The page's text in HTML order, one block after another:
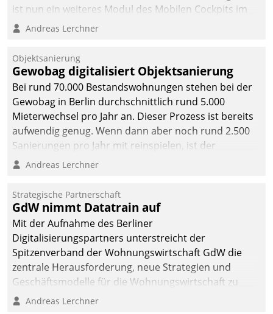
ist nun ein weiteres Modul des Mobilen Cockpits im
Einsatz.
Andreas Lerchner
Objektsanierung
Gewobag digitalisiert Objektsanierung
Bei rund 70.000 Bestandswohnungen stehen bei der
Gewobag in Berlin durchschnittlich rund 5.000
Mieterwechsel pro Jahr an. Dieser Prozess ist bereits
aufwendig genug. Wenn dann aber noch rund 2.500
Sanierungen pro Jahr mit reinspielen, ist der
Betreuungs- und Organisationsaufwand immens. Im
kommunale Wohnungsbauunternehmen daher
gemeinsam mit der Berliner Datatrain GmbH den
Teilprozess der Objektsanierung digitalisiert.
Andreas Lerchner
Strategische Partnerschaft
GdW nimmt Datatrain auf
Mit der Aufnahme des Berliner
Digitalisierungspartners unterstreicht der
Spitzenverband der Wohnungswirtschaft GdW die
zentrale Herausforderung, neue Strategien und
Geschäftsmodelle für die Wohnungswirtschaft zu
entwickeln.
Andreas Lerchner